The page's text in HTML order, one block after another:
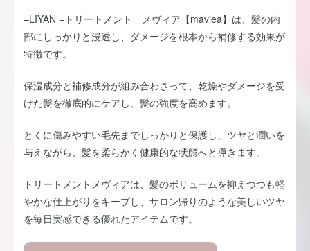
–LIYAN −トリートメント メヴィア【maviea】 は、髪の内
部にしっかりと浸透し、ダメージを根本から補修する効果が
特徴です。
保湿成分と補修成分が組み合わさって、乾燥やダメージを受
けた髪を徹底的にケアし、髪の強度を高めます。
とくに傷みやすい毛先までしっかりと保護し、ツヤと潤いを
与えながら、髪を柔らかく健康的な状態へと導きます。
トリートメントメヴィアは、髪のボリュームを抑えつつも軽
やかな仕上がりをキープし、サロン帰りのような美しいツヤ
を毎日実感できる優れたアイテムです。